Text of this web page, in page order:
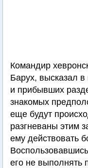
Командир
Барух, высказал
и прибывших
знакомых
еще будут
разгневаны этим
ему действовать
его не выполнять